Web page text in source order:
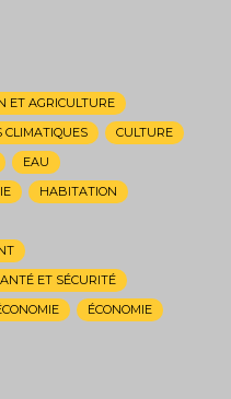
ET AGRICULTURE
CLIMATIQUES
CULTURE
EAU
HABITATION
ET SÉCURITÉ
ÉCONOMIE